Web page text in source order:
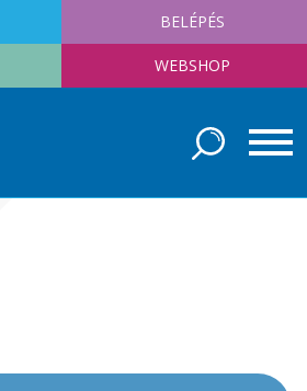
BELÉPÉS
WEBSHOP